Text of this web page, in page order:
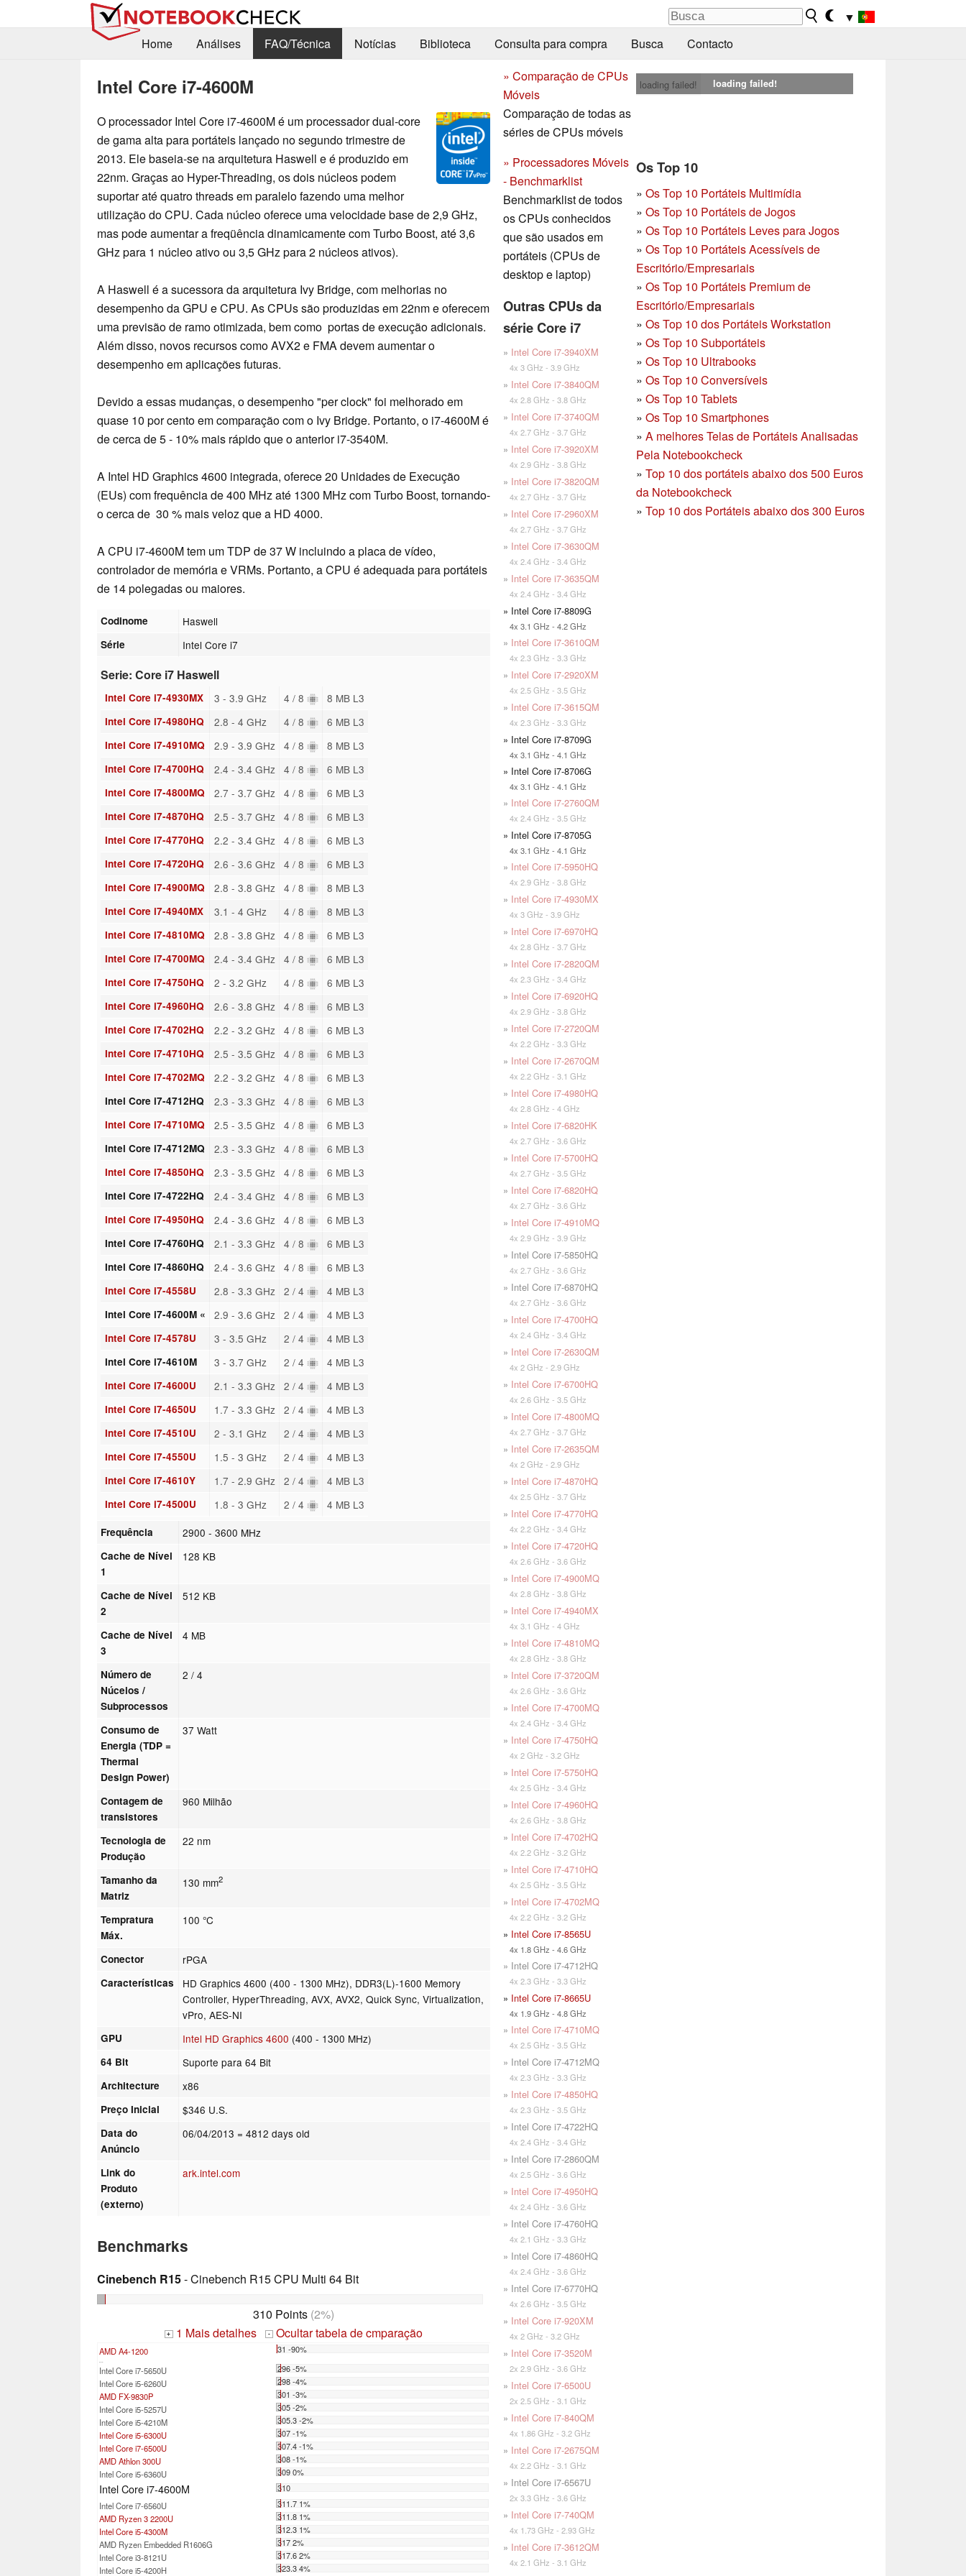
▼
Home
Análises FAQ/Técnica Notícias Biblioteca Consulta para compra Busca Contacto
Intel Core i7-4600M
O processador Intel Core i7-4600M é um processador dual-core
de gama alta para portáteis lançado no segundo trimestre de
2013. Ele baseia-se na arquitetura Haswell e é produzido em
22nm. Graças ao Hyper-Threading, os dois núcleos podem
suportar até quatro threads em paralelo fazendo uma melhor
utilização do CPU. Cada núcleo oferece uma velocidade base de 2,9 GHz,
mas pode aumentar a freqüência dinamicamente com Turbo Boost, até 3,6
GHz para 1 núcleo ativo ou 3,5 GHz para 2 núcleos ativos).
A Haswell é a sucessora da arquitetura Ivy Bridge, com melhorias no
desempenho da GPU e CPU. As CPUs são produzidas em 22nm e oferecem
uma previsão de ramo otimizada, bem como portas de execução adicionais.
Além disso, novos recursos como AVX2 e FMA devem aumentar o
desempenho em aplicações futuras.
Devido a essas mudanças, o desempenho "per clock" foi melhorado em
quase 10 por cento em comparação com o Ivy Bridge. Portanto, o i7-4600M é
de cerca de 5 - 10% mais rápido que o anterior i7-3540M.
A Intel HD Graphics 4600 integrada, oferece 20 Unidades de Execução
(EUs) com frequência de 400 MHz até 1300 MHz com Turbo Boost, tornando-
o cerca de 30 % mais veloz que a HD 4000.
A CPU i7-4600M tem um TDP de 37 W incluindo a placa de vídeo,
controlador de memória e VRMs. Portanto, a CPU é adequada para portáteis
de 14 polegadas ou maiores.
Codinome Haswell
Série Intel Core i7
Serie: Core i7 Haswell
Intel Core i7-4930MX 3 - 3.9 GHz 4 / 8 8 MB L3
Intel Core i7-4980HQ 2.8 - 4 GHz 4 / 8 6 MB L3
Intel Core i7-4910MQ 2.9 - 3.9 GHz 4 / 8 8 MB L3
Intel Core i7-4700HQ 2.4 - 3.4 GHz 4 / 8 6 MB L3
Intel Core i7-4800MQ 2.7 - 3.7 GHz 4 / 8 6 MB L3
Intel Core i7-4870HQ 2.5 - 3.7 GHz 4 / 8 6 MB L3
Intel Core i7-4770HQ 2.2 - 3.4 GHz 4 / 8 6 MB L3
Intel Core i7-4720HQ 2.6 - 3.6 GHz 4 / 8 6 MB L3
Intel Core i7-4900MQ 2.8 - 3.8 GHz 4 / 8 8 MB L3
Intel Core i7-4940MX 3.1 - 4 GHz 4 / 8 8 MB L3
Intel Core i7-4810MQ 2.8 - 3.8 GHz 4 / 8 6 MB L3
Intel Core i7-4700MQ 2.4 - 3.4 GHz 4 / 8 6 MB L3
Intel Core i7-4750HQ 2 - 3.2 GHz 4 / 8 6 MB L3
Intel Core i7-4960HQ 2.6 - 3.8 GHz 4 / 8 6 MB L3
Intel Core i7-4702HQ 2.2 - 3.2 GHz 4 / 8 6 MB L3
Intel Core i7-4710HQ 2.5 - 3.5 GHz 4 / 8 6 MB L3
Intel Core i7-4702MQ 2.2 - 3.2 GHz 4 / 8 6 MB L3
Intel Core i7-4712HQ 2.3 - 3.3 GHz 4 / 8 6 MB L3
Intel Core i7-4710MQ 2.5 - 3.5 GHz 4 / 8 6 MB L3
Intel Core i7-4712MQ 2.3 - 3.3 GHz 4 / 8 6 MB L3
Intel Core i7-4850HQ 2.3 - 3.5 GHz 4 / 8 6 MB L3
Intel Core i7-4722HQ 2.4 - 3.4 GHz 4 / 8 6 MB L3
Intel Core i7-4950HQ 2.4 - 3.6 GHz 4 / 8 6 MB L3
Intel Core i7-4760HQ 2.1 - 3.3 GHz 4 / 8 6 MB L3
Intel Core i7-4860HQ 2.4 - 3.6 GHz 4 / 8 6 MB L3
Intel Core i7-4558U 2.8 - 3.3 GHz 2 / 4 4 MB L3
Intel Core i7-4600M « 2.9 - 3.6 GHz 2 / 4 4 MB L3
Intel Core i7-4578U 3 - 3.5 GHz 2 / 4 4 MB L3
Intel Core i7-4610M 3 - 3.7 GHz 2 / 4 4 MB L3
Intel Core i7-4600U 2.1 - 3.3 GHz 2 / 4 4 MB L3
Intel Core i7-4650U 1.7 - 3.3 GHz 2 / 4 4 MB L3
Intel Core i7-4510U 2 - 3.1 GHz 2 / 4 4 MB L3
Intel Core i7-4550U 1.5 - 3 GHz 2 / 4 4 MB L3
Intel Core i7-4610Y 1.7 - 2.9 GHz 2 / 4 4 MB L3
Intel Core i7-4500U 1.8 - 3 GHz 2 / 4 4 MB L3
Frequência 2900 - 3600 MHz
Cache de Nível
1
128 KB
Cache de Nível
2
512 KB
Cache de Nível
3
4 MB
Número de
Núcelos /
Subprocessos
2 / 4
Consumo de
Energia (TDP =
Thermal
Design Power)
37 Watt
Contagem de
transistores
960 Milhão
Tecnologia de
Produção
22 nm
Tamanho da
Matriz
130 mm2
Tempratura
Máx.
100 °C
Conector rPGA
Características
HD Graphics 4600 (400 - 1300 MHz), DDR3(L)-1600 Memory
Controller, HyperThreading, AVX, AVX2, Quick Sync, Virtualization,
vPro, AES-NI
GPU Intel HD Graphics 4600 (400 - 1300 MHz)
64 Bit Suporte para 64 Bit
Architecture x86
Preço Inicial $346 U.S.
Data do
Anúncio
06/04/2013 = 4812 days old
Link do
Produto
(externo)
ark.intel.com
Benchmarks
Cinebench R15- Cinebench R15 CPU Multi 64 Bit
310 Points (2%)
+ 1 Mais detalhes - Ocultar tabela de cmparação
AMD A4-1200 31 -90%
Intel Core i7-5650U
296 -5%
Intel Core i5-6260U
298 -4%
AMD FX-9830P
301 -3%
Intel Core i5-5257U
305 -2%
Intel Core i5-4210M
305.3 -2%
Intel Core i5-6300U
307 -1%
Intel Core i7-6500U
307.4 -1%
AMD Athlon 300U
308 -1%
Intel Core i5-6360U
309 0%
Intel Core i7-4600M
310
Intel Core i7-6560U
311.7 1%
AMD Ryzen 3 2200U
311.8 1%
Intel Core i5-4300M
312.3 1%
AMD Ryzen Embedded R1606G
317 2%
Intel Core i3-8121U
317.6 2%
Intel Core i5-4200H
323.3 4%
» Comparação de CPUs
Móveis
Comparação de todas as
séries de CPUs móveis
» Processadores Móveis
- Benchmarklist
Benchmarklist de todos
os CPUs conhecidos
que são usados em
portáteis (CPUs de
desktop e laptop)
Outras CPUs da
série Core i7
» Intel Core i7-3940XM
4x 3 GHz - 3.9 GHz
» Intel Core i7-3840QM
4x 2.8 GHz - 3.8 GHz
» Intel Core i7-3740QM
4x 2.7 GHz - 3.7 GHz
» Intel Core i7-3920XM
4x 2.9 GHz - 3.8 GHz
» Intel Core i7-3820QM
4x 2.7 GHz - 3.7 GHz
» Intel Core i7-2960XM
4x 2.7 GHz - 3.7 GHz
» Intel Core i7-3630QM
4x 2.4 GHz - 3.4 GHz
» Intel Core i7-3635QM
4x 2.4 GHz - 3.4 GHz
» Intel Core i7-8809G
4x 3.1 GHz - 4.2 GHz
» Intel Core i7-3610QM
4x 2.3 GHz - 3.3 GHz
» Intel Core i7-2920XM
4x 2.5 GHz - 3.5 GHz
» Intel Core i7-3615QM
4x 2.3 GHz - 3.3 GHz
» Intel Core i7-8709G
4x 3.1 GHz - 4.1 GHz
» Intel Core i7-8706G
4x 3.1 GHz - 4.1 GHz
» Intel Core i7-2760QM
4x 2.4 GHz - 3.5 GHz
» Intel Core i7-8705G
4x 3.1 GHz - 4.1 GHz
» Intel Core i7-5950HQ
4x 2.9 GHz - 3.8 GHz
» Intel Core i7-4930MX
4x 3 GHz - 3.9 GHz
» Intel Core i7-6970HQ
4x 2.8 GHz - 3.7 GHz
» Intel Core i7-2820QM
4x 2.3 GHz - 3.4 GHz
» Intel Core i7-6920HQ
4x 2.9 GHz - 3.8 GHz
» Intel Core i7-2720QM
4x 2.2 GHz - 3.3 GHz
» Intel Core i7-2670QM
4x 2.2 GHz - 3.1 GHz
» Intel Core i7-4980HQ
4x 2.8 GHz - 4 GHz
» Intel Core i7-6820HK
4x 2.7 GHz - 3.6 GHz
» Intel Core i7-5700HQ
4x 2.7 GHz - 3.5 GHz
» Intel Core i7-6820HQ
4x 2.7 GHz - 3.6 GHz
» Intel Core i7-4910MQ
4x 2.9 GHz - 3.9 GHz
» Intel Core i7-5850HQ
4x 2.7 GHz - 3.6 GHz
» Intel Core i7-6870HQ
4x 2.7 GHz - 3.6 GHz
» Intel Core i7-4700HQ
4x 2.4 GHz - 3.4 GHz
» Intel Core i7-2630QM
4x 2 GHz - 2.9 GHz
» Intel Core i7-6700HQ
4x 2.6 GHz - 3.5 GHz
» Intel Core i7-4800MQ
4x 2.7 GHz - 3.7 GHz
» Intel Core i7-2635QM
4x 2 GHz - 2.9 GHz
» Intel Core i7-4870HQ
4x 2.5 GHz - 3.7 GHz
» Intel Core i7-4770HQ
4x 2.2 GHz - 3.4 GHz
» Intel Core i7-4720HQ
4x 2.6 GHz - 3.6 GHz
» Intel Core i7-4900MQ
4x 2.8 GHz - 3.8 GHz
» Intel Core i7-4940MX
4x 3.1 GHz - 4 GHz
» Intel Core i7-4810MQ
4x 2.8 GHz - 3.8 GHz
» Intel Core i7-3720QM
4x 2.6 GHz - 3.6 GHz
» Intel Core i7-4700MQ
4x 2.4 GHz - 3.4 GHz
» Intel Core i7-4750HQ
4x 2 GHz - 3.2 GHz
» Intel Core i7-5750HQ
4x 2.5 GHz - 3.4 GHz
» Intel Core i7-4960HQ
4x 2.6 GHz - 3.8 GHz
» Intel Core i7-4702HQ
4x 2.2 GHz - 3.2 GHz
» Intel Core i7-4710HQ
4x 2.5 GHz - 3.5 GHz
» Intel Core i7-4702MQ
4x 2.2 GHz - 3.2 GHz
» Intel Core i7-8565U
4x 1.8 GHz - 4.6 GHz
» Intel Core i7-4712HQ
4x 2.3 GHz - 3.3 GHz
» Intel Core i7-8665U
4x 1.9 GHz - 4.8 GHz
» Intel Core i7-4710MQ
4x 2.5 GHz - 3.5 GHz
» Intel Core i7-4712MQ
4x 2.3 GHz - 3.3 GHz
» Intel Core i7-4850HQ
4x 2.3 GHz - 3.5 GHz
» Intel Core i7-4722HQ
4x 2.4 GHz - 3.4 GHz
» Intel Core i7-2860QM
4x 2.5 GHz - 3.6 GHz
» Intel Core i7-4950HQ
4x 2.4 GHz - 3.6 GHz
» Intel Core i7-4760HQ
4x 2.1 GHz - 3.3 GHz
» Intel Core i7-4860HQ
4x 2.4 GHz - 3.6 GHz
» Intel Core i7-6770HQ
4x 2.6 GHz - 3.5 GHz
» Intel Core i7-920XM
4x 2 GHz - 3.2 GHz
» Intel Core i7-3520M
2x 2.9 GHz - 3.6 GHz
» Intel Core i7-6500U
2x 2.5 GHz - 3.1 GHz
» Intel Core i7-840QM
4x 1.86 GHz - 3.2 GHz
» Intel Core i7-2675QM
4x 2.2 GHz - 3.1 GHz
» Intel Core i7-6567U
2x 3.3 GHz - 3.6 GHz
» Intel Core i7-740QM
4x 1.73 GHz - 2.93 GHz
» Intel Core i7-3612QM
4x 2.1 GHz - 3.1 GHz
loading failed! loading failed!
Os Top 10
» Os Top 10 Portáteis Multimídia
» Os Top 10 Portáteis de Jogos
» Os Top 10 Portáteis Leves para Jogos
» Os Top 10 Portáteis Acessíveis de
Escritório/Empresariais
» Os Top 10 Portáteis Premium de
Escritório/Empresariais
» Os Top 10 dos Portáteis Workstation
» Os Top 10 Subportáteis
» Os Top 10 Ultrabooks
» Os Top 10 Conversíveis
» Os Top 10 Tablets
» Os Top 10 Smartphones
» A melhores Telas de Portáteis Analisadas
Pela Notebookcheck
» Top 10 dos portáteis abaixo dos 500 Euros
da Notebookcheck
» Top 10 dos Portáteis abaixo dos 300 Euros